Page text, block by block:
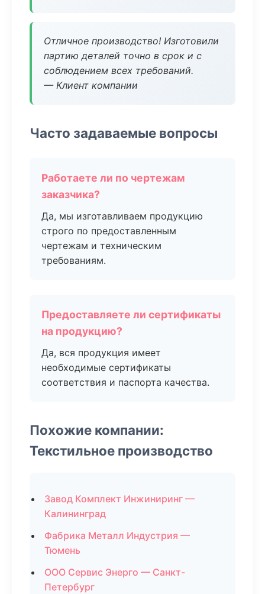
Отличное производство! Изготовили
партию деталей точно в срок и с
соблюдением всех требований.
— Клиент компании
Часто задаваемые вопросы
Работаете ли по чертежам
заказчика?
Да, мы изготавливаем продукцию
строго по предоставленным
чертежам и техническим
требованиям.
Предоставляете ли сертификаты
на продукцию?
Да, вся продукция имеет
необходимые сертификаты
соответствия и паспорта качества.
Похожие компании:
Текстильное производство
Завод Комплект Инжиниринг —
Калининград
Фабрика Металл Индустрия —
Тюмень
ООО Сервис Энерго — Санкт-
Петербург